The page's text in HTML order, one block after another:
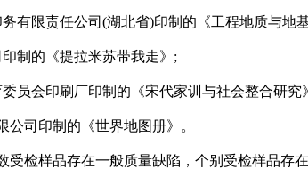
有限责任公司(湖北省)印制的《工程地质与地
制的《提拉米苏带我走》;
员会印刷厂印制的《宋代家训与社会整合研究
司印制的《世界地图册》。
检样品存在一般质量缺陷，个别受检样品存